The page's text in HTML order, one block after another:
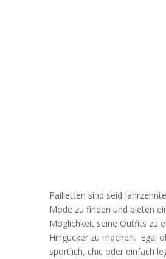
Pailletten sind seid
Mode zu finden und bieten
Möglichkeit seine Outfits zu
Hingucker zu machen. Egal
sportlich, chic oder einfach